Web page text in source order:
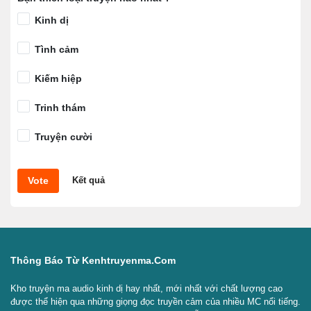
Quang Âm Chi Ngoại - Tập 181
Quang Âm Chi Ngoại - Tập 182
Quang Âm Chi Ngoại - Tập 183
Quang Âm Chi Ngoại - Tập 184
Quang Âm Chi Ngoại - Tập 185
Quang Âm Chi Ngoại - Tập 186
Quang Âm Chi Ngoại - Tập 188
Quang Âm Chi Ngoại - Tập 189
Quang Âm Chi Ngoại - Tập 190
Kinh dị
Tình cảm
Kiếm hiệp
Trinh thám
Truyện cười
Vote Kết quả
Thông Báo Từ Kenhtruyenma.com
Kho truyện ma audio kinh dị hay nhất, mới nhất với chất lượng cao
được thể hiện qua những giọng đọc truyền cảm của nhiều MC nổi tiếng.